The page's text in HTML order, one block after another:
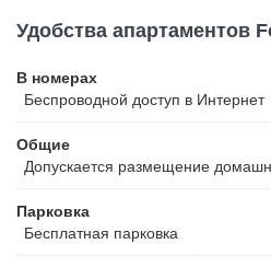
Удобства апартаментов
В номерах
Беспроводной доступ в Интернет
Общие
Допускается размещение
Парковка
Бесплатная парковка